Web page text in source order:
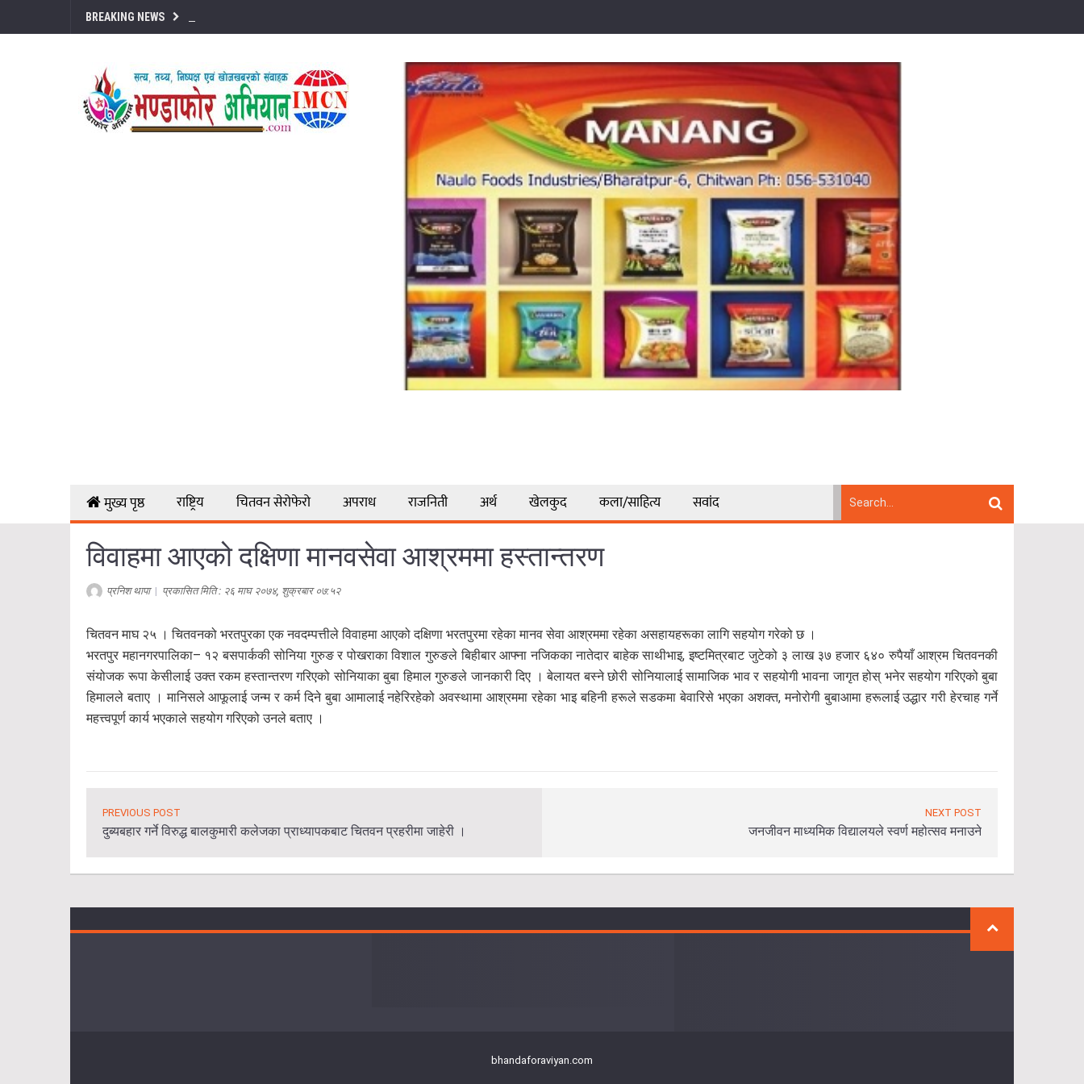
BREAKING NEWS
मुख्य पृष्ठ राष्ट्रिय चितवन सेरोफेरो अपराध राजनिती अर्थ खेलकुद कला/साहित्य सवांद
विवाहमा आएको दक्षिणा मानवसेवा आश्रममा हस्तान्तरण
प्रनिश थापा| प्रकासित मिति : २६ माघ २०७४, शुक्रबार ०७:५२
चितवन माघ २५ । चितवनको भरतपुरका एक नवदम्पत्तीले विवाहमा आएको दक्षिणा भरतपुरमा रहेका मानव सेवा आश्रममा रहेका असहायहरूका लागि सहयोग गरेको छ ।
भरतपुर महानगरपालिका– १२ बसपार्ककी सोनिया गुरुङ र पोखराका विशाल गुरुङले बिहीबार आफ्ना नजिकका नातेदार बाहेक साथीभाइ, इष्टमित्रबाट जुटेको ३ लाख ३७ हजार ६४० रुपैयाँ आश्रम चितवनकी
संयोजक रूपा केसीलाई उक्त रकम हस्तान्तरण गरिएको सोनियाका बुबा हिमाल गुरुङले जानकारी दिए । बेलायत बस्ने छोरी सोनियालाई सामाजिक भाव र सहयोगी भावना जागृत होस् भनेर सहयोग गरिएको बुबा
हिमालले बताए । मानिसले आफूलाई जन्म र कर्म दिने बुबा आमालाई नहेरिरहेको अवस्थामा आश्रममा रहेका भाइ बहिनी हरूले सडकमा बेवारिसे भएका अशक्त, मनोरोगी बुबाआमा हरूलाई उद्धार गरी हेरचाह गर्ने
महत्त्वपूर्ण कार्य भएकाले सहयोग गरिएको उनले बताए ।
PREVIOUS POST
दुब्यबहार गर्ने विरुद्ध बालकुमारी कलेजका प्राध्यापकबाट चितवन प्रहरीमा जाहेरी ।
NEXT POST
जनजीवन माध्यमिक विद्यालयले स्वर्ण महोत्सव मनाउने
bhandaforaviyan.com